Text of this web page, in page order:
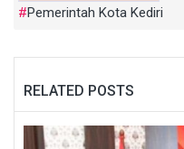
Pemerintah Kota Kediri
RELATED POSTS